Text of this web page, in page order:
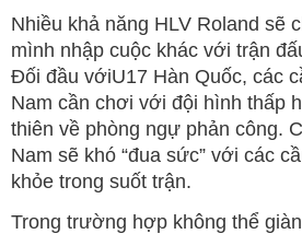
Nhiều khả năng HLV Roland sẽ
mình nhập cuộc khác với trận
Đối đầu vớiU17 Hàn Quốc, các
Nam cần chơi với đội hình thấp
thiên về phòng ngự phản công.
Nam sẽ khó “đua sức” với các
khỏe trong suốt trận.
Trong trường hợp không thể